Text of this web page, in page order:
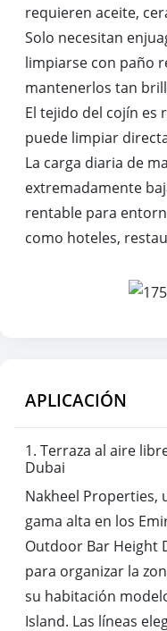
requieren aceite,
Solo necesitan
limpiarse con paño
mantenerlos tan
El tejido del cojín es
puede limpiar
La carga diaria de
extremadamente
rentable para
como hoteles,
APLICACIÓN
1. Terraza al aire
Dubai
Nakheel Properties,
gama alta en los
Outdoor Bar Height
para organizar la
su habitación
Island. Las líneas